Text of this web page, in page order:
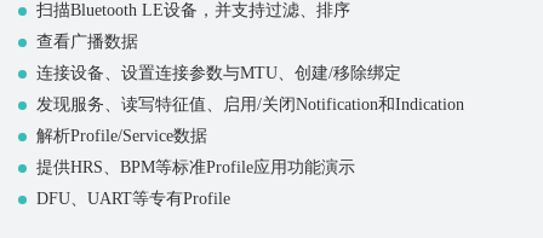
扫描Bluetooth LE设备，并支持过滤、排序
查看广播数据
连接设备、设置连接参数与MTU、创建/移除绑定
发现服务、读写特征值、启用/关闭Notification和Indication
解析Profile/Service数据
提供HRS、BPM等标准Profile应用功能演示
DFU、UART等专有Profile